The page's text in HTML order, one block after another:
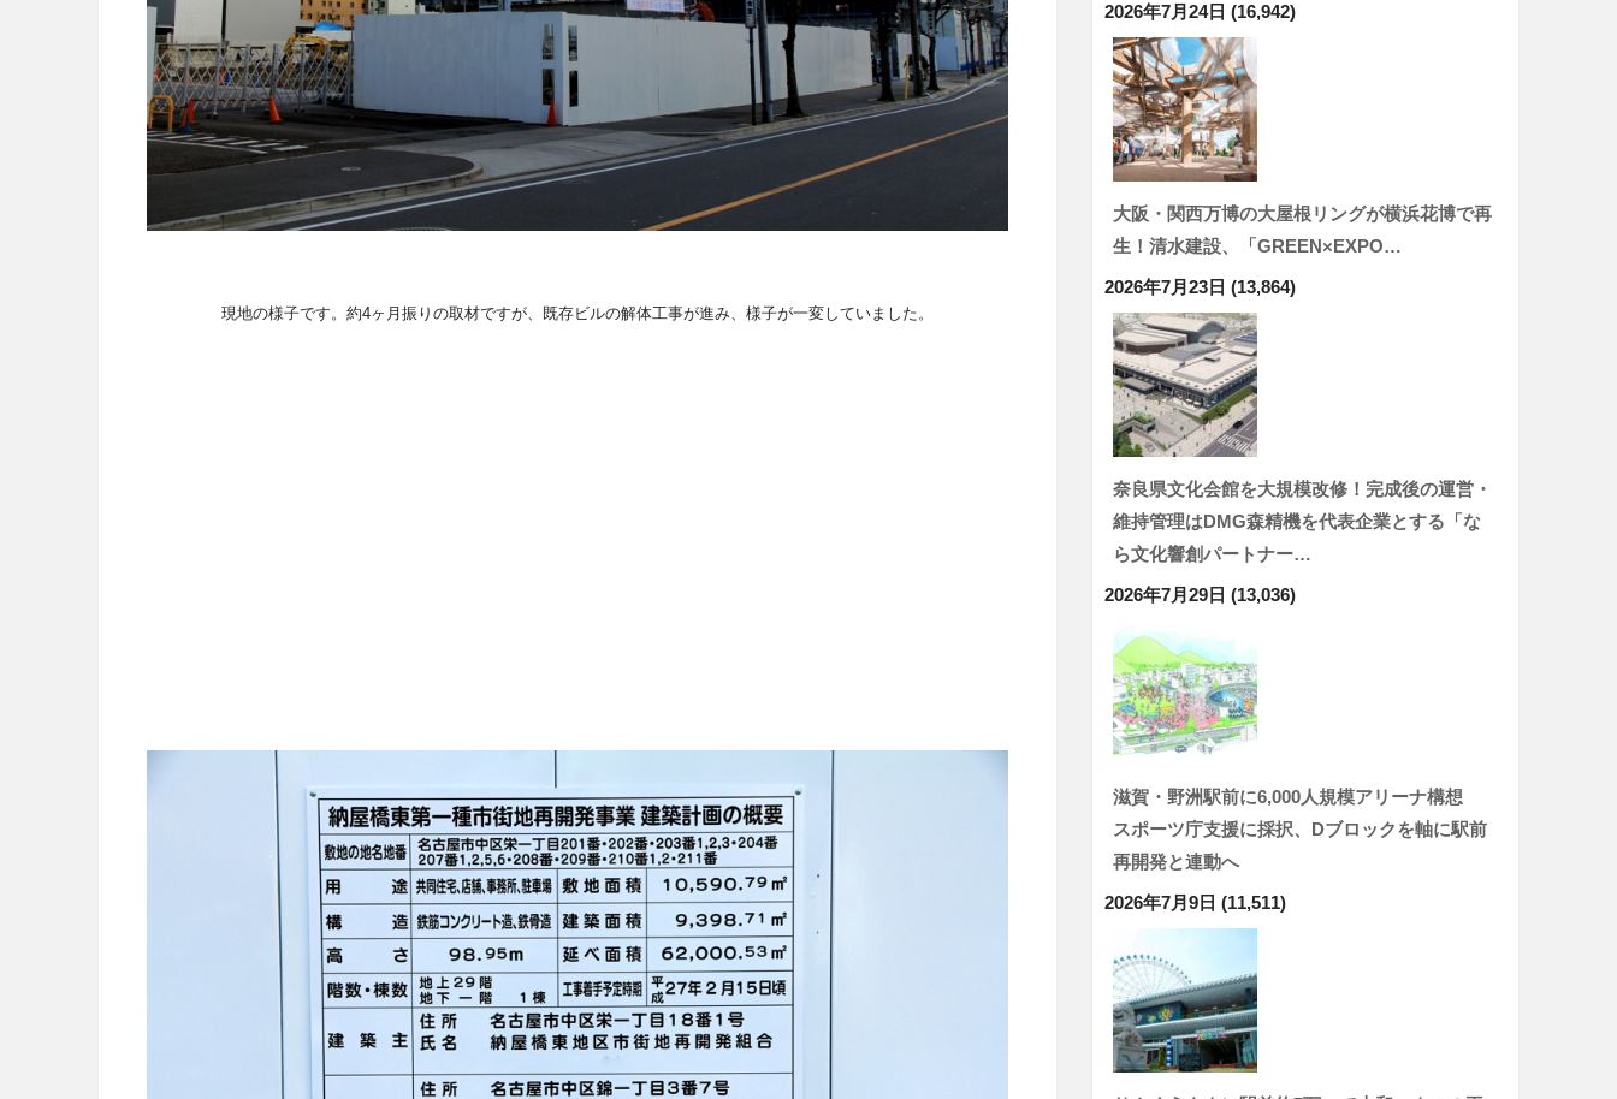
現地の様子です。約4ヶ月振りの取材ですが、既存ビルの解体工事が進み、様子が一変していました。
2026年7月24日 (16,942)
大阪・関西万博の大屋根リングが横浜花博で再
生！清水建設、「GREEN×EXPO…
2026年7月23日 (13,864)
奈良県文化会館を大規模改修！完成後の運営・
維持管理はDMG森精機を代表企業とする「な
ら文化響創パートナー…
2026年7月29日 (13,036)
滋賀・野洲駅前に6,000人規模アリーナ構想
スポーツ庁支援に採択、Dブロックを軸に駅前
再開発と連動へ
2026年7月9日 (11,511)